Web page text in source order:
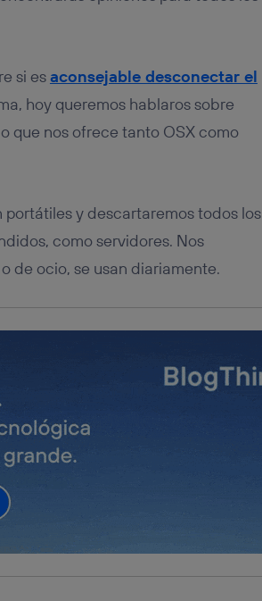
si esaconsejable desconectar el
hoy queremos hablaros sobre
que nos ofrece tanto OSX como
y descartaremos todos los
como servidores. Nos
de ocio, se usan diariamente.
los miembros del hogar que
ya que se basará